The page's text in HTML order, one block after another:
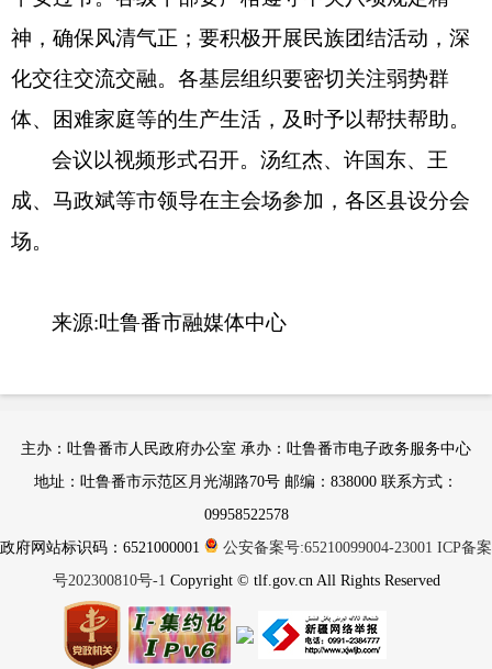
神，确保风清气正；要积极开展民族团结活动，深
化交往交流交融。各基层组织要密切关注弱势群
体、困难家庭等的生产生活，及时予以帮扶帮助。
会议以视频形式召开。汤红杰、许国东、王
成、马政斌等市领导在主会场参加，各区县设分会
场。
来源:吐鲁番市融媒体中心
主办：吐鲁番市人民政府办公室 承办：吐鲁番市电子政务服务中心
地址：吐鲁番市示范区月光湖路70号 邮编：838000 联系方式：
09958522578
政府网站标识码：6521000001
公安备案号:65210099004-23001 ICP备案
号202300810号-1 Copyright © tlf.gov.cn All Rights Reserved